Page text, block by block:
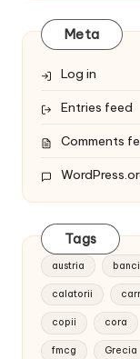
Meta
Log in
Entries feed
Comments
Tags
austria banci
calatorii
copii cora
fmcg Grecia